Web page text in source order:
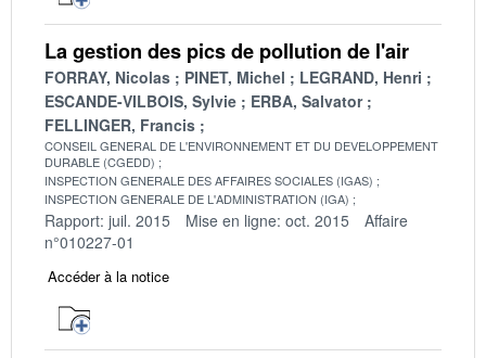
La gestion des pics de pollution de l'air
FORRAY, Nicolas PINET, Michel
LEGRAND, Henri
ESCANDE-VILBOIS, Sylvie
ERBA, Salvator
FELLINGER, Francis
CONSEIL GENERAL DE L'ENVIRONNEMENT ET DU DEVELOPPEMENT
DURABLE (CGEDD)
INSPECTION GENERALE DES AFFAIRES SOCIALES (IGAS)
INSPECTION GENERALE DE L'ADMINISTRATION (IGA)
Rapport: juil. 2015 Mise en ligne: oct. 2015
Affaire
n°010227-01
Accéder à la notice